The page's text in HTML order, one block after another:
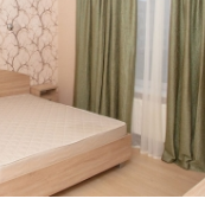
Стоимость 7 500 руб.